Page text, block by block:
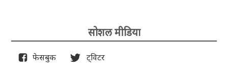
सोशल मीडिया
फेसबुक ट्विटर